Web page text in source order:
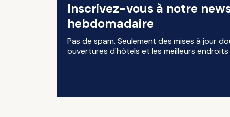
Inscrivez-vous à notre
hebdomadaire
Pas de spam. Seulement des mises à jour
ouvertures d'hôtels et les meilleurs endroits